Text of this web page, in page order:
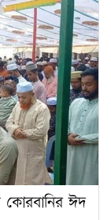
কোরবানির ঈদ